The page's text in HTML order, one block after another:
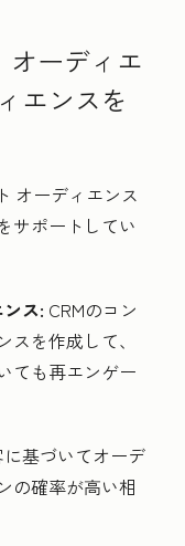
オーディエ
エンスを
オーディエンス
サポートしてい
ス: CRMのコン
を作成して、
ても再エンゲー
基づいてオーデ
の確率が高い相